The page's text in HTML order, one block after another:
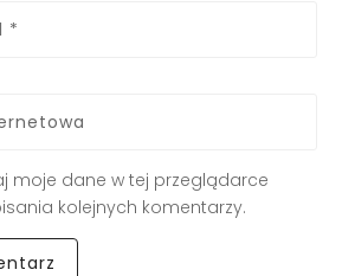
moje dane w tej przeglądarce
kolejnych komentarzy.